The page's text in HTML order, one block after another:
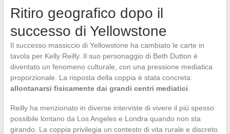
Ritiro geografico dopo il
successo di Yellowstone
Il successo massiccio di Yellowstone ha cambiato le carte in
tavola per Kelly Reilly. Il suo personaggio di Beth Dutton è
diventato un fenomeno culturale, con una pressione mediatica
proporzionale. La risposta della coppia è stata concreta:
allontanarsi fisicamente dai grandi centri mediatici
Reilly ha menzionato in diverse interviste di vivere il più spesso
possibile lontano da Los Angeles e Londra quando non sta
girando. La coppia privilegia un contesto di vita rurale e discreto.